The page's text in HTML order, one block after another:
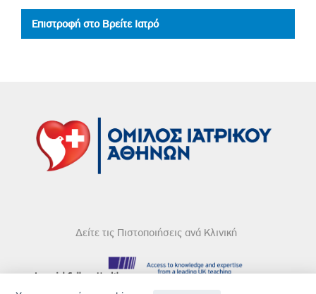
Επιστροφή στο Βρείτε Ιατρό
Δείτε τις Πιστοποιήσεις ανά Κλινική